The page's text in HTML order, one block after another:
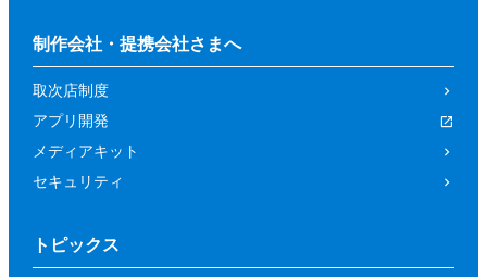
制作会社・提携会社さまへ
取次店制度
アプリ開発
メディアキット
セキュリティ
トピックス